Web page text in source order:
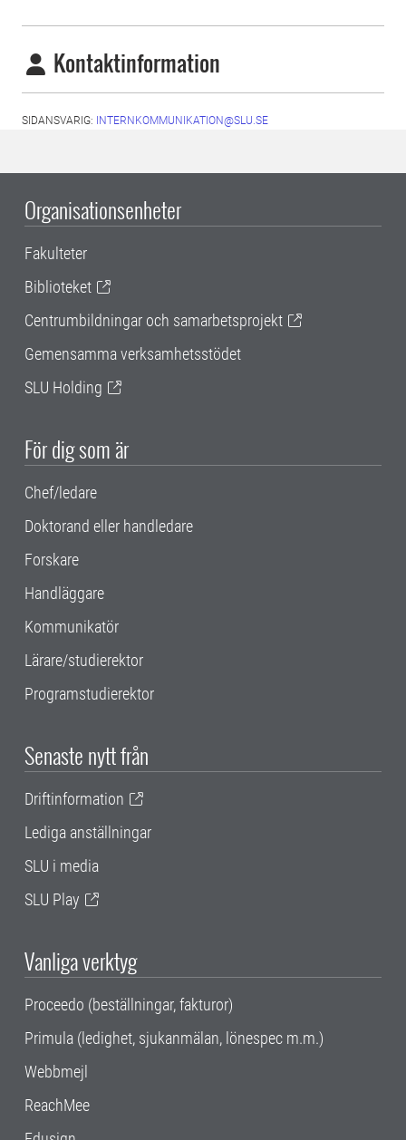
Kontaktinformation
SIDANSVARIG: INTERNKOMMUNIKATION@SLU.SE
Organisationsenheter
Fakulteter
Biblioteket
Centrumbildningar och samarbetsprojekt
Gemensamma verksamhetsstödet
SLU Holding
För dig som är
Chef/ledare
Doktorand eller handledare
Forskare
Handläggare
Kommunikatör
Lärare/studierektor
Programstudierektor
Senaste nytt från
Driftinformation
Lediga anställningar
SLU i media
SLU Play
Vanliga verktyg
Proceedo (beställningar, fakturor)
Primula (ledighet, sjukanmälan, lönespec m.m.)
Webbmejl
ReachMee